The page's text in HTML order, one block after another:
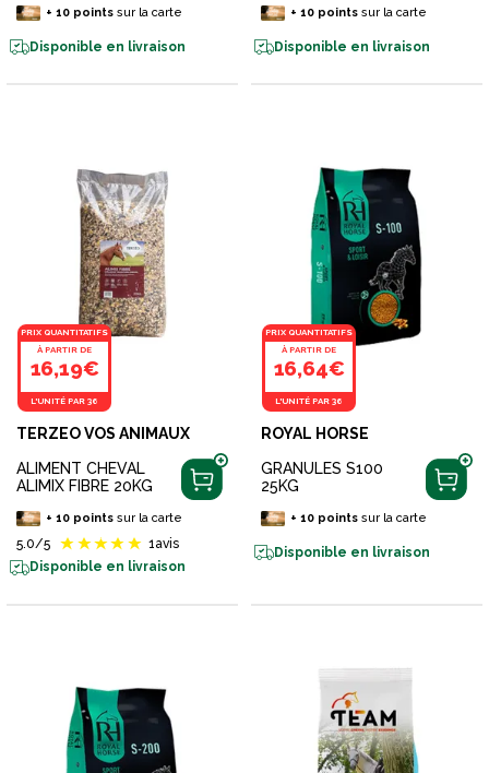
+ 10pointssur la carte
Disponible en livraison
+ 10pointssur la carte
Disponible en livraison
PRIX QUANTITATIFS
À PARTIR DE
16,19€
L'UNITÉ PAR 36
TERZEO VOS ANIMAUX
ALIMENT CHEVAL
ALIMIX FIBRE 20KG
+ 10pointssur la carte
5.0/5 1 avis
Disponible en livraison
PRIX QUANTITATIFS
À PARTIR DE
16,64€
L'UNITÉ PAR 36
ROYAL HORSE
GRANULES S100
25KG
+ 10pointssur la carte
Disponible en livraison